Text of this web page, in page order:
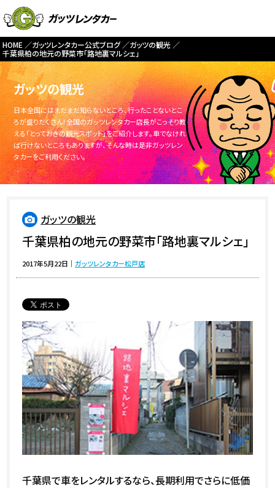
HOME ガッツレンタカー公式ブログ
ガッツの観光
千葉県柏の地元の野菜市「路地裏マルシェ」
ガッツの観光
日本全国にはまだまだ知らないところ、行ったことないとこ
ろが盛りだくさん！全国のガッツレンタカー店長がこっそり教
える「とっておきの観光スポット」をご紹介します。車でなけれ
ば行けないところもありますが、そんな時は是非ガッツレン
タカーをご利用ください。
ガッツの観光
千葉県柏の地元の野菜市「路地裏マルシェ」
2017年5月22日 ｜ガッツレンタカー松戸店
千葉県で車をレンタルするなら、長期利用でさらに低価